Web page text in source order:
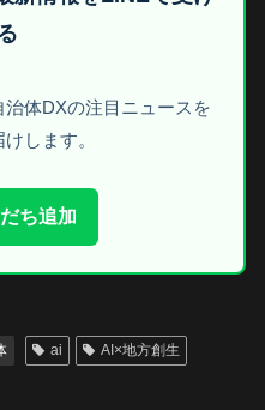
体DXの注目ニュースを
します。
ち追加
ai
AI×地方創生